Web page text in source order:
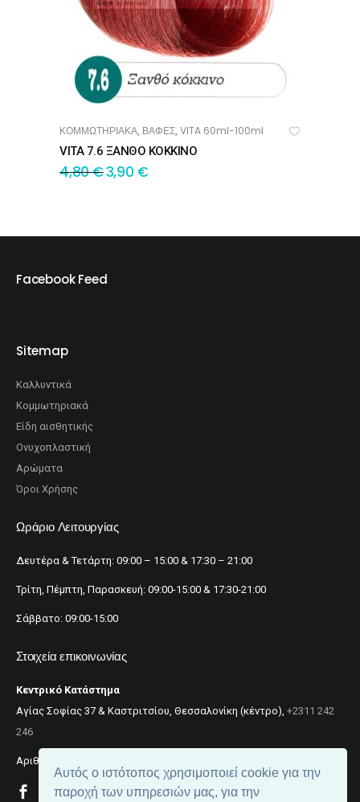
Αυτός ο ιστότοπος χρησιμοποιεί cookie για την
παροχή των υπηρεσιών μας, για την
ΠΡΟΣΘΉΚΗ ΣΤΟ ΚΑΛΆΘΙ
ΚΟΜΜΩΤΗΡΙΑΚΑ, ΒΑΦΕΣ, VITA 60ml-100ml
VITA 7.6 ΞΑΝΘΟ ΚΟΚΚΙΝΟ
4,80€3,90 €
Facebook Feed
Sitemap
Καλλυντικά
Κομμωτηριακά
Είδη αισθητικής
Ονυχοπλαστική
Αρώματα
Όροι Χρήσης
Ωράριο Λειτουργίας
Δευτέρα & Τετάρτη: 09:00 – 15:00 & 17:30 – 21:00
Τρίτη, Πέμπτη, Παρασκευή: 09:00-15:00 & 17:30-21:00
Σάββατο: 09:00-15:00
Στοιχεία επικοινωνίας
Κεντρικό Κατάστημα
Αγίας Σοφίας 37 & Καστριτσίου, Θεσσαλονίκη (κέντρο), +2311 242
246
Αριθμός ΓΕΜΗ: 059299204000